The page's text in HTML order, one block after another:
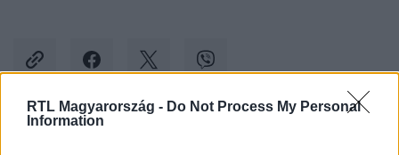
RTL Magyarország - Do Not Process My Personal
Information